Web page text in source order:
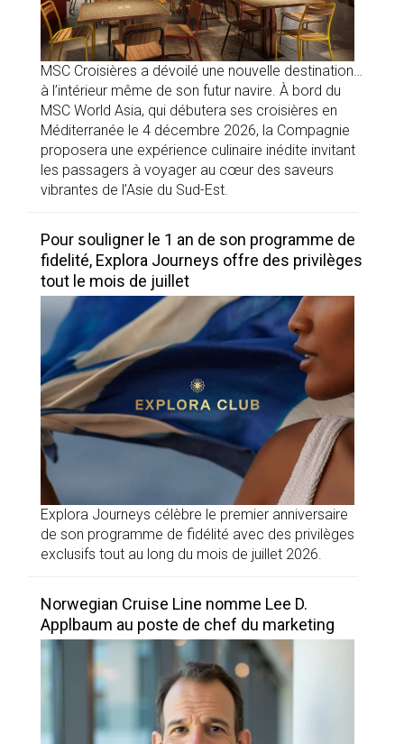
MSC Croisières a dévoilé une nouvelle destination…
à l’intérieur même de son futur navire. À bord du
MSC World Asia, qui débutera ses croisières en
Méditerranée le 4 décembre 2026, la Compagnie
proposera une expérience culinaire inédite invitant
les passagers à voyager au cœur des saveurs
vibrantes de l’Asie du Sud-Est.
Pour souligner le 1 an de son programme de
fidelité, Explora Journeys offre des privilèges
tout le mois de juillet
Explora Journeys célèbre le premier anniversaire
de son programme de fidélité avec des privilèges
exclusifs tout au long du mois de juillet 2026.
Norwegian Cruise Line nomme Lee D.
Applbaum au poste de chef du marketing